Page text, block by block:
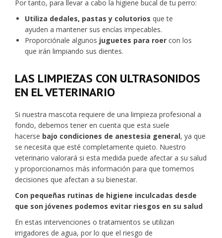
Por tanto, para llevar a cabo la higiene bucal de tu perro:
Utiliza dedales, pastas y colutorios que te
ayuden a mantener sus encías impecables.
Proporciónale algunos juguetes para roer con los
que irán limpiando sus dientes.
LAS LIMPIEZAS CON ULTRASONIDOS
EN EL VETERINARIO
Si nuestra mascota requiere de una limpieza profesional a
fondo, debemos tener en cuenta que esta suele
hacerse bajo condiciones de anestesia general, ya que
se necesita que esté completamente quieto. Nuestro
veterinario valorará si esta medida puede afectar a su salud
y proporcionarnos más información para que tomemos
decisiones que afectan a su bienestar.
Con pequeñas rutinas de higiene inculcadas desde
que son jóvenes podemos evitar riesgos en su salud
En estas intervenciones o tratamientos se utilizan
irrigadores de agua, por lo que el riesgo de